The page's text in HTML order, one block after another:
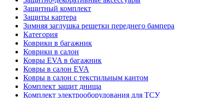
Защитный комплект
Защиты картера
Зимняя заглушка решетки переднего бампера
Категория
Коврики в багажник
Коврики в салон
Ковры EVA в багажник
Ковры в салон EVA
Ковры в салон с текстильным кантом
Комплект защит днища
Комплект электрооборудования для ТСУ